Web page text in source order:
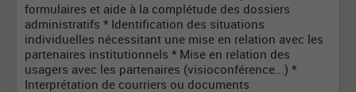
formulaires et aide à la complétude des dossiers
administratifs * Identification des situations
individuelles nécessitant une mise en relation avec les
partenaires institutionnels * Mise en relation des
usagers avec les partenaires (visioconférence...) *
Interprétation de courriers ou documents